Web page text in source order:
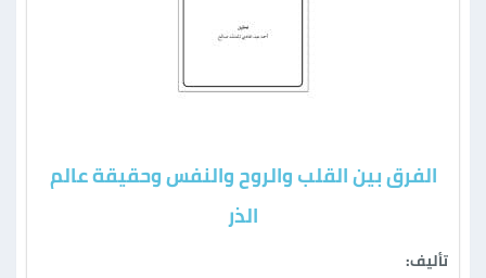
الفرق بين القلب والروح والنفس وحقيقة عالم
الذر
تأليف: